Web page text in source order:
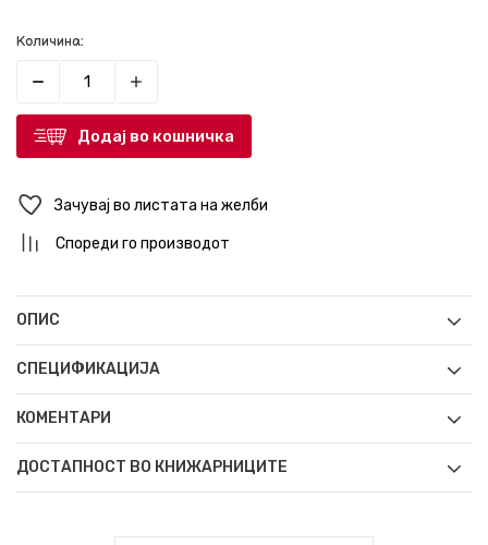
Количина:
Додај во кошничка
Зачувај во листата на желби
Спореди го производот
ОПИС
СПЕЦИФИКАЦИЈА
КОМЕНТАРИ
ДОСТАПНОСТ ВО КНИЖАРНИЦИТЕ